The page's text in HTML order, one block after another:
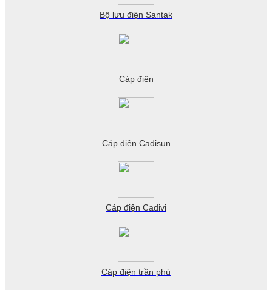
Bộ lưu điện Santak
Cáp điện
Cáp điện Cadisun
Cáp điện Cadivi
Cáp điện trần phú